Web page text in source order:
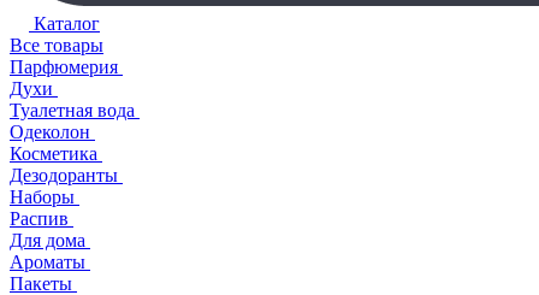
Каталог
Все товары
Парфюмерия
Духи
Туалетная вода
Одеколон
Косметика
Дезодоранты
Наборы
Распив
Для дома
Ароматы
Пакеты